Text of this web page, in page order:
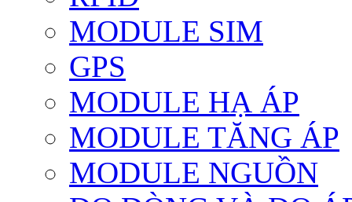
MODULE SIM
GPS
MODULE HẠ ÁP
MODULE TĂNG ÁP
MODULE NGUỒN